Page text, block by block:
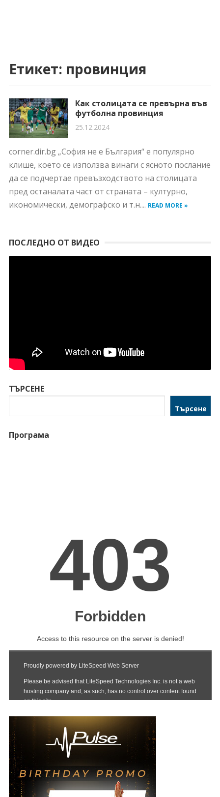
Етикет: провинция
Как столицата се превърна във
футболна провинция
25.12.2024
corner.dir.bg „София не е България“ е популярно
клише, което се използва винаги с ясното послание
да се подчертае превъзходството на столицата
пред останалата част от страната – културно,
икономически, демографско и т.н.... READ MORE »
ПОСЛЕДНО ОТ ВИДЕО
ТЪРСЕНЕ
Търсене
Програма